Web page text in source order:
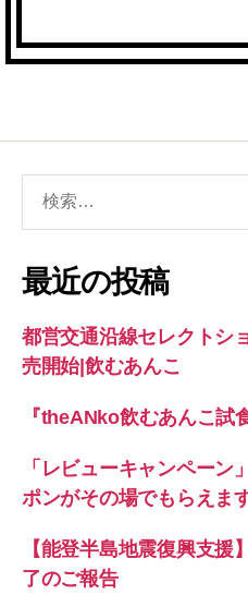
象:
最近の投稿
都営交通沿線セレクトシ
売開始|飲むあんこ
『theANko飲むあんこ試
「レビューキャンペーン
ポンがその場でもらえま
【能登半島地震復興支
了のご報告